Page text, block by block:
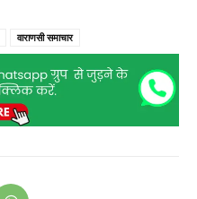
वाराणसी समाचार